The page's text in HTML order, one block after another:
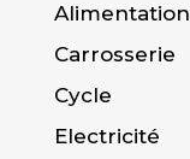
Alimentation
Carrosserie
Cycle
Electricité